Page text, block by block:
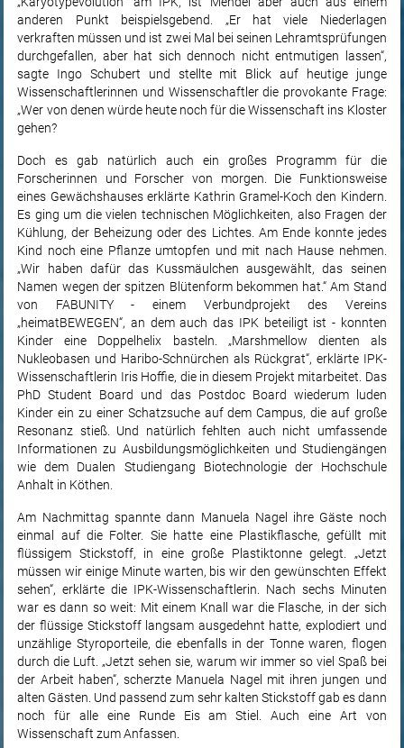
anderen Punkt beispielsgebend. „Er hat viele Niederlagen
verkraften müssen und ist zwei Mal bei seinen Lehramtsprüfungen
durchgefallen, aber hat sich dennoch nicht entmutigen lassen“,
sagte Ingo Schubert und stellte mit Blick auf heutige junge
Wissenschaftlerinnen und Wissenschaftler die provokante Frage:
„Wer von denen würde heute noch für die Wissenschaft ins Kloster
gehen?
Doch es gab natürlich auch ein großes Programm für die
Forscherinnen und Forscher von morgen. Die Funktionsweise
eines Gewächshauses erklärte Kathrin Gramel-Koch den Kindern.
Es ging um die vielen technischen Möglichkeiten, also Fragen der
Kühlung, der Beheizung oder des Lichtes. Am Ende konnte jedes
Kind noch eine Pflanze umtopfen und mit nach Hause nehmen.
„Wir haben dafür das Kussmäulchen ausgewählt, das seinen
Namen wegen der spitzen Blütenform bekommen hat.“ Am Stand
von FABUNITY - einem Verbundprojekt des Vereins
„heimatBEWEGEN“, an dem auch das IPK beteiligt ist - konnten
Kinder eine Doppelhelix basteln. „Marshmellow dienten als
Nukleobasen und Haribo-Schnürchen als Rückgrat“, erklärte IPK-
Wissenschaftlerin Iris Hoffie, die in diesem Projekt mitarbeitet. Das
PhD Student Board und das Postdoc Board wiederum luden
Kinder ein zu einer Schatzsuche auf dem Campus, die auf große
Resonanz stieß. Und natürlich fehlten auch nicht umfassende
Informationen zu Ausbildungsmöglichkeiten und Studiengängen
wie dem Dualen Studiengang Biotechnologie der Hochschule
Anhalt in Köthen.
Am Nachmittag spannte dann Manuela Nagel ihre Gäste noch
einmal auf die Folter. Sie hatte eine Plastikflasche, gefüllt mit
flüssigem Stickstoff, in eine große Plastiktonne gelegt. „Jetzt
müssen wir einige Minute warten, bis wir den gewünschten Effekt
sehen“, erklärte die IPK-Wissenschaftlerin. Nach sechs Minuten
war es dann so weit: Mit einem Knall war die Flasche, in der sich
der flüssige Stickstoff langsam ausgedehnt hatte, explodiert und
unzählige Styroporteile, die ebenfalls in der Tonne waren, flogen
durch die Luft. „Jetzt sehen sie, warum wir immer so viel Spaß bei
der Arbeit haben“, scherzte Manuela Nagel mit ihren jungen und
alten Gästen. Und passend zum sehr kalten Stickstoff gab es dann
noch für alle eine Runde Eis am Stiel. Auch eine Art von
Wissenschaft zum Anfassen.